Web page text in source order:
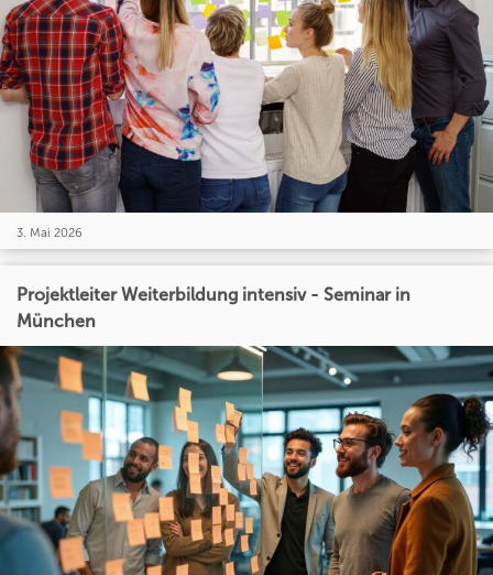
3. Mai 2026
Projektleiter Weiterbildung intensiv - Seminar in
München